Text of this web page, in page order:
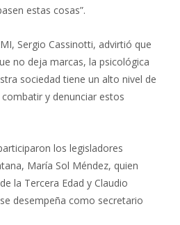
estas cosas”.
Sergio Cassinotti, advirtió que
no deja marcas, la psicológica
sociedad tiene un alto nivel de
y denunciar estos
los legisladores
María Sol Méndez, quien
la Tercera Edad y Claudio
desempeña como secretario